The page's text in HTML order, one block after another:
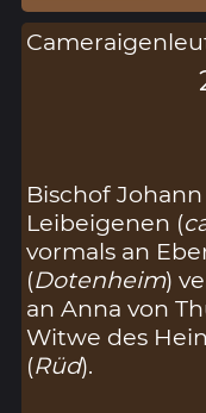
Bischof
Leibeigenen (
vormals an
(Dotenheim)
an Anna von
Witwe des
(Rüd).